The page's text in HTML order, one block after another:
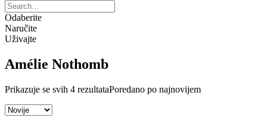
Odaberite
Naručite
Uživajte
Amélie Nothomb
Prikazuje se svih 4 rezultataPoredano po najnovijem